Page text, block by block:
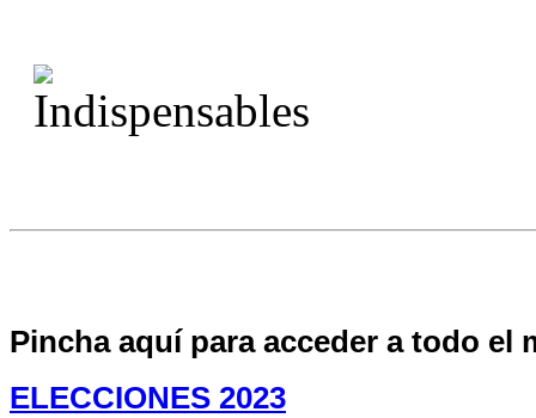
Pincha aquí para acceder a todo el
ELECCIONES 2023